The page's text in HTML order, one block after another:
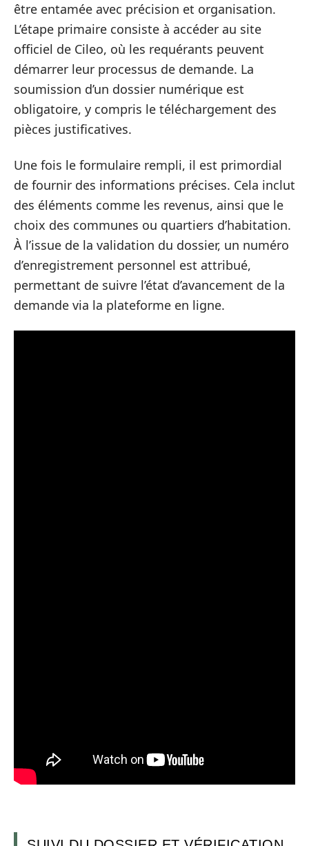
être entamée avec précision et organisation.
L’étape primaire consiste à accéder au site
officiel de Cileo, où les requérants peuvent
démarrer leur processus de demande. La
soumission d’un dossier numérique est
obligatoire, y compris le téléchargement des
pièces justificatives.
Une fois le formulaire rempli, il est primordial
de fournir des informations précises. Cela inclut
des éléments comme les revenus, ainsi que le
choix des communes ou quartiers d’habitation.
À l’issue de la validation du dossier, un numéro
d’enregistrement personnel est attribué,
permettant de suivre l’état d’avancement de la
demande via la plateforme en ligne.